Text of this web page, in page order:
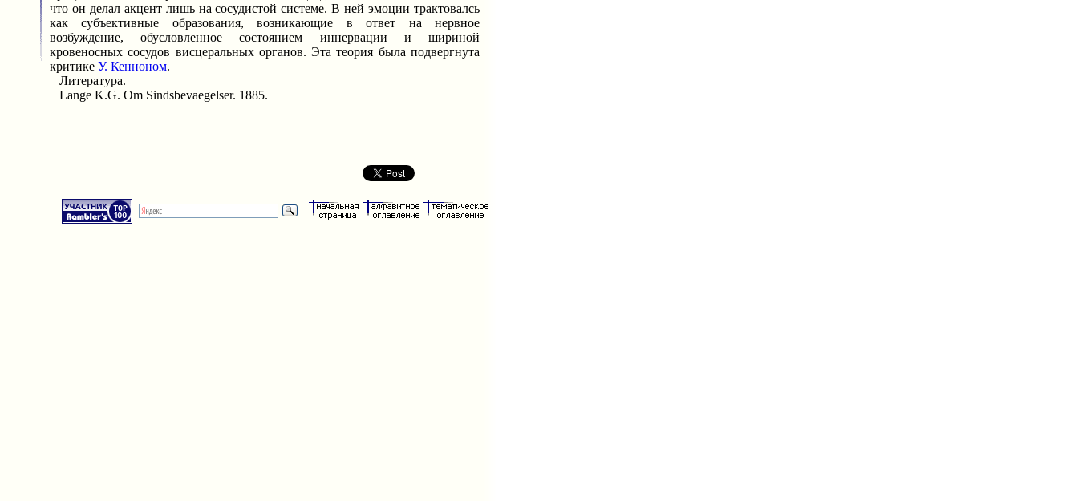
что он делал акцент лишь на сосудистой системе. В ней эмоции трактовалсь
как субъективные образования, возникающие в ответ на нервное
возбуждение, обусловленное состоянием иннервации и шириной
кровеносных сосудов висцеральных органов. Эта теория была подвергнута
критике У. Кенноном.
Литература.
Lange K.G. Om Sindsbevaegelser. 1885.